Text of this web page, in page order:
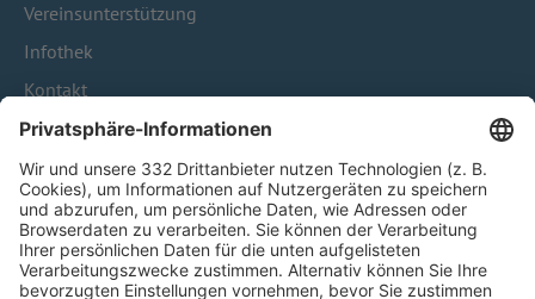
Vereinsunterstützung
Infothek
Kontakt
HÄUFIG BESUCHTE SEITEN
Pässe und Vereinswechsel
Trainerausbildung
Schulungsangebot Vereinsmitarbeiter